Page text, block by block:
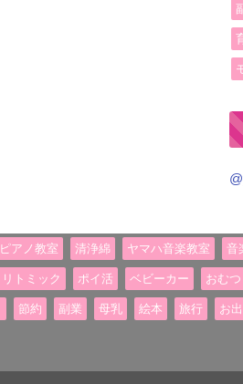
ピアノ教室 清浄綿 ヤマハ音楽教室 音
リトミック ポイ活 ベビーカー おむつ
節約 副業 母乳 絵本 旅行 お